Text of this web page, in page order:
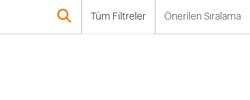
Tüm Filtreler Önerilen Sıralama